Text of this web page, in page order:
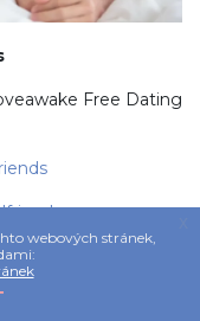
Free Dating
webových stránek,